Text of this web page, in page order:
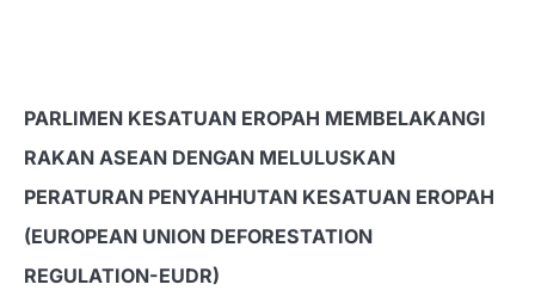
PARLIMEN KESATUAN EROPAH MEMBELAKANGI
RAKAN ASEAN DENGAN MELULUSKAN
PERATURAN PENYAHHUTAN KESATUAN EROPAH
(EUROPEAN UNION DEFORESTATION
REGULATION-EUDR)